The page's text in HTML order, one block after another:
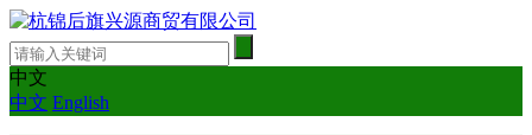
中文
中文 English